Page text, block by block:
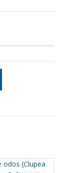
odos (Clupea